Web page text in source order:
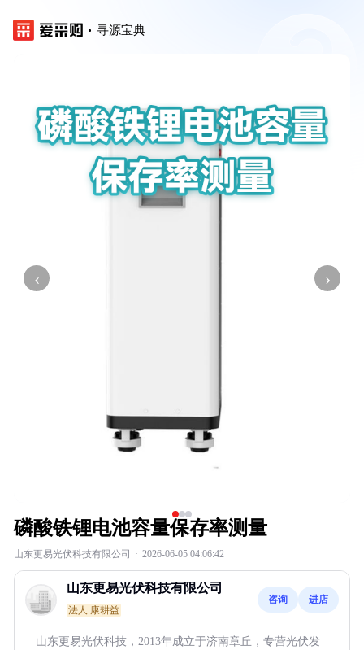
寻源宝典
‹ ›
磷酸铁锂电池容量保存率测量
山东更易光伏科技有限公司 · 2026-06-05 04:06:42
山东更易光伏科技有限公司
法人:康耕益
咨询 进店
山东更易光伏科技，2013年成立于济南章丘，专营光伏发